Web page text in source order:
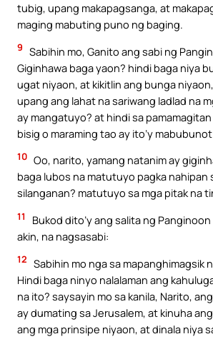
tubig, upang makapagsanga, at
maging mabuting puno ng baging.
9 Sabihin mo, Ganito ang sabi ng
Giginhawa baga yaon? hindi baga niya
ugat niyaon, at kikitlin ang bunga
upang ang lahat na sariwang ladlad na
ay mangatuyo? at hindi sa
bisig o maraming tao ay ito’y
10 Oo, narito, yamang natanim ay
baga lubos na matutuyo pagka nahipan
silanganan? matutuyo sa mga pitak na
11
Bukod dito’y ang salita ng
akin, na nagsasabi:
12 Sabihin mo nga sa mapanghimagsik
Hindi baga ninyo nalalaman ang
na ito? saysayin mo sa kanila, Narito,
ay dumating sa Jerusalem, at kinuha
ang mga prinsipe niyaon, at dinala niya